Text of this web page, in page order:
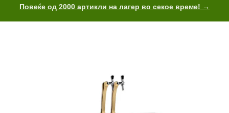
Повеќе од 2000 артикли на лагер во секое време! →